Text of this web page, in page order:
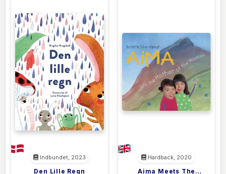
Indbundet, 2023
Den Lille Regn
Hardback, 2020
Aima Meets The